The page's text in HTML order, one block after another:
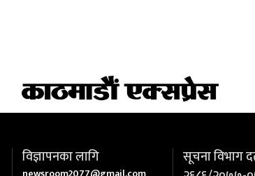
विज्ञापनका लागि
सूचना विभाग